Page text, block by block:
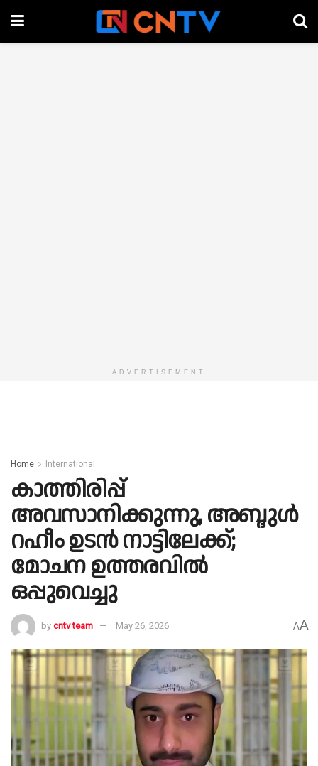
ADVERTISEMENT
Home International
കാത്തിരിപ്പ്
അവസാനിക്കുന്നു, അബ്ദുൾ
റഹീം ഉടൻ നാട്ടിലേക്ക്;
മോചന ഉത്തരവിൽ
ഒപ്പുവെച്ചു
by cntv team May 26, 2026 AA